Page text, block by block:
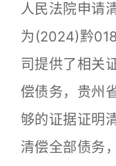
人民法院申请
为(2024)黔
司提供了相关
偿债务，贵州
够的证据证明
清偿全部债务